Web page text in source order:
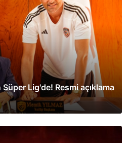
Lig'de! Resmi açıklama